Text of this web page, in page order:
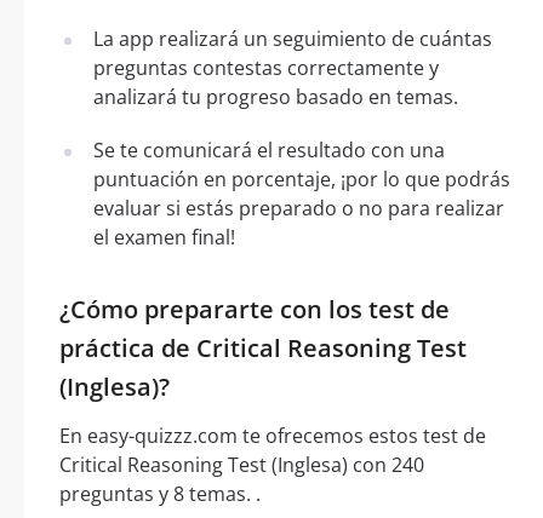
La app realizará un seguimiento de cuántas
preguntas contestas correctamente y
analizará tu progreso basado en temas.
Se te comunicará el resultado con una
puntuación en porcentaje, ¡por lo que podrás
evaluar si estás preparado o no para realizar
el examen final!
¿Cómo prepararte con los test de
práctica de Critical Reasoning Test
(Inglesa)?
En easy-quizzz.com te ofrecemos estos test de
Critical Reasoning Test (Inglesa) con 240
preguntas y 8 temas. .